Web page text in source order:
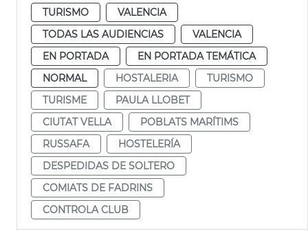
TURISMO
VALENCIA
TODAS LAS AUDIENCIAS
VALENCIA
EN PORTADA
EN PORTADA TEMÁTICA
NORMAL
HOSTALERIA
TURISMO
TURISME
PAULA LLOBET
CIUTAT VELLA
POBLATS MARÍTIMS
RUSSAFA
HOSTELERÍA
DESPEDIDAS DE SOLTERO
COMIATS DE FADRINS
CONTROLA CLUB